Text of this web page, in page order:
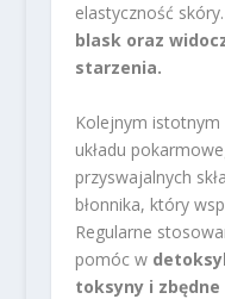
elastyczność
blask oraz
starzenia.
Kolejnym
układu
przyswajalnych
błonnika, który
Regularne
pomóc w
toksyny i